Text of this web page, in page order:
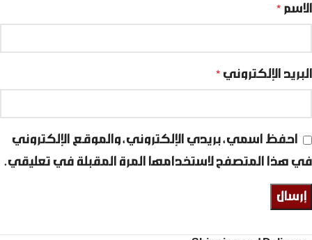
الاسم *
البريد الإلكتروني *
احفظ اسمي، بريدي الإلكتروني، والموقع الإلكتروني
في هذا المتصفح لاستخدامها المرة المقبلة في تعليقي.